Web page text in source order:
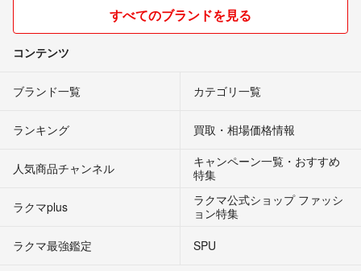
すべてのブランドを見る
コンテンツ
ブランド一覧 カテゴリ一覧
ランキング 買取・相場価格情報
人気商品チャンネル
キャンペーン一覧・おすすめ
特集
ラクマplus
ラクマ公式ショップ ファッシ
ョン特集
ラクマ最強鑑定
SPU